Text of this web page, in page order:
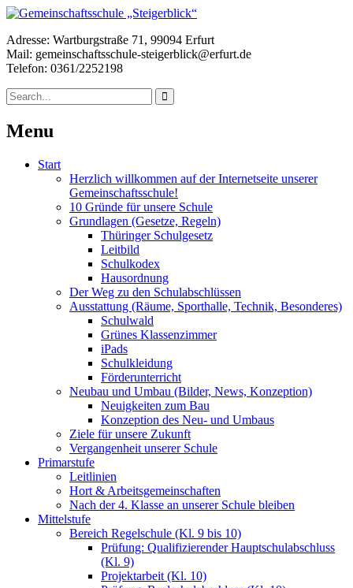
Adresse: Wartburgstraße 71, 99094 Erfurt
Mail: gemeinschaftsschule-steigerblick@erfurt.de
Telefon: 0361/2252198
Menu
Start
Herzlich willkommen auf der Internetseite unserer
Gemeinschaftsschule!
10 Gründe für unsere Schule
Grundlagen (Gesetze, Regeln)
Thüringer Schulgesetz
Leitbild
Schulkodex
Hausordnung
Der Weg zu den Schulabschlüssen
Ausstattung (Räume, Sporthalle, Technik, Besonderes)
Schulwald
Grünes Klassenzimmer
iPads
Schulkleidung
Förderunterricht
Neubau und Umbau (Bilder, News, Konzeption)
Neuigkeiten zum Bau
Konzeption des Neu- und Umbaus
Ziele für unsere Zukunft
Vergangenheit unserer Schule
Primarstufe
Leitlinien
Hort & Arbeitsgemeinschaften
Nach der 4. Klasse an unserer Schule bleiben
Mittelstufe
Bereich Regelschule (Kl. 9 bis 10)
Prüfung: Qualifizierender Hauptschulabschluss
(Kl. 9)
Projektarbeit (Kl. 10)